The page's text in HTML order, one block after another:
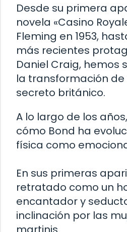
Desde su primera
novela «Casino
Fleming en 1953,
más recientes
Daniel Craig, hemos
la transformación
secreto británico.
A lo largo de los
cómo Bond ha
física como
En sus primeras
retratado como un
encantador y
inclinación por las